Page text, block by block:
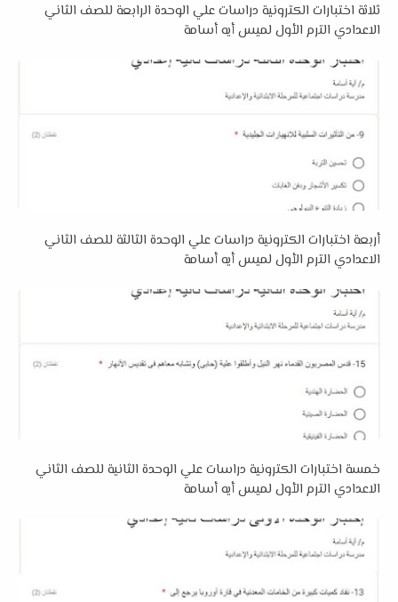
ثلاثة اختبارات الكترونية دراسات علي الوحدة الرابعة للصف الثاني
الاعدادي الترم الأول لميس أيه أسامة
أربعة اختبارات الكترونية دراسات علي الوحدة الثالثة للصف الثاني
الاعدادي الترم الأول لميس أيه أسامة
خمسة اختبارات الكترونية دراسات علي الوحدة الثانية للصف الثاني
الاعدادي الترم الأول لميس أيه أسامة